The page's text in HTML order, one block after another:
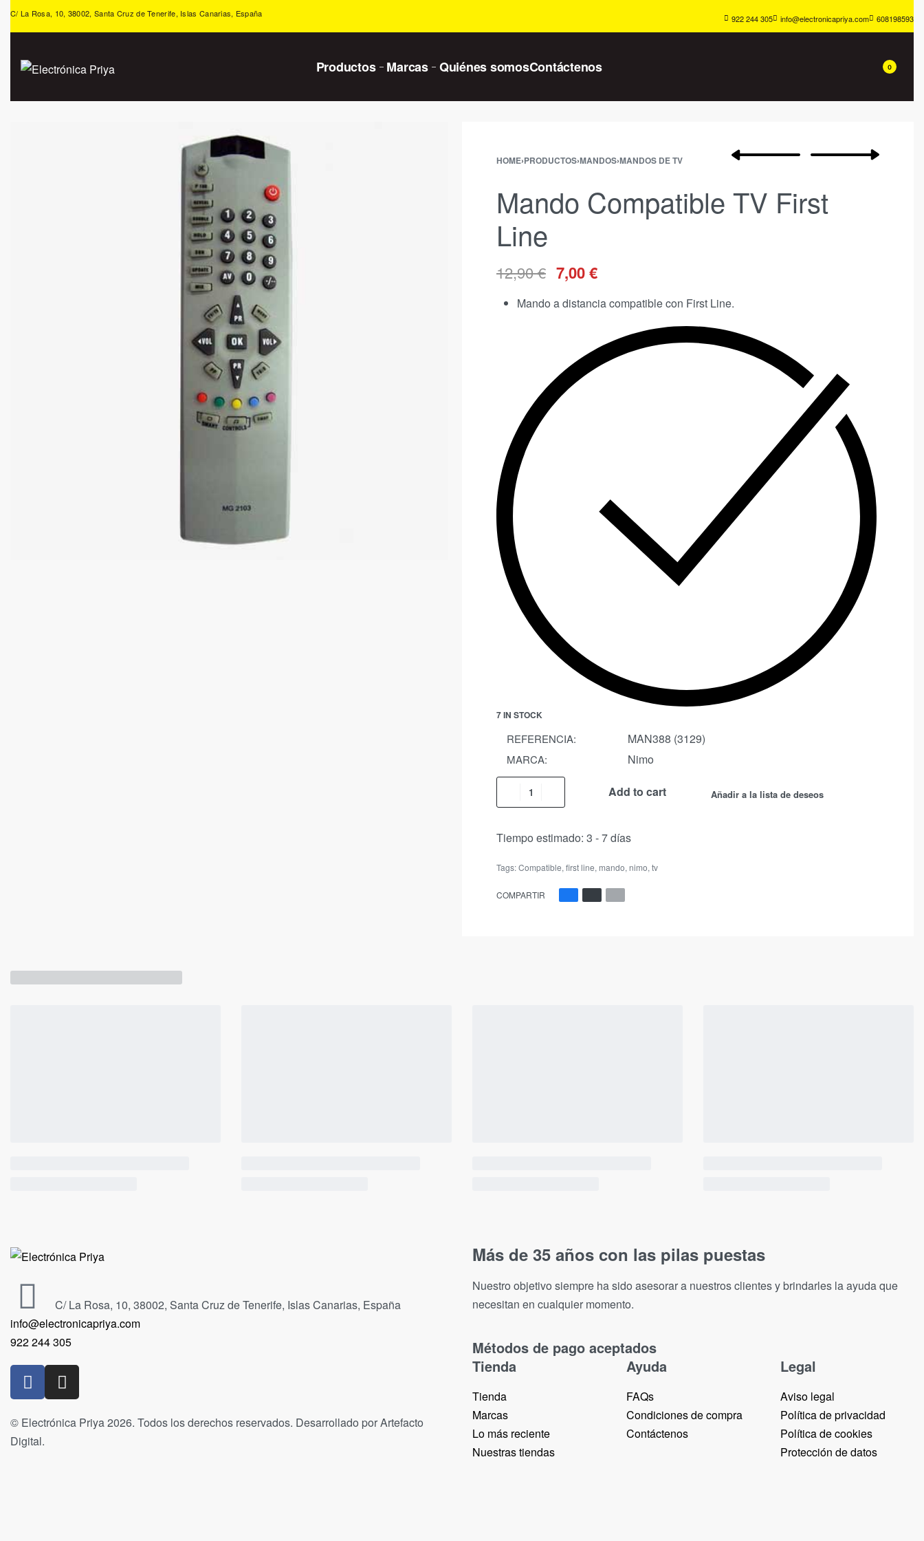
C/ La Rosa, 10, 38002, Santa Cruz de Tenerife, Islas Canarias, España 922 244 305 info@electronicapriya.com 608198593
Productos Marcas Quiénes somosContáctenos 0
HOME›PRODUCTOS›MANDOS›MANDOS DE TV
Mando Compatible TV First
Line
12,90€ 7,00€
Mando a distancia compatible con First Line.
7 IN STOCK
REFERENCIA: MAN388 (3129)
MARCA: Nimo
Add to cart Añadir a la lista de deseos
Tiempo estimado: 3 - 7 días
Tags:Compatible, first line, mando, nimo, tv
COMPARTIR
C/ La Rosa, 10, 38002, Santa Cruz de Tenerife, Islas Canarias, España
info@electronicapriya.com
922 244 305
© Electrónica Priya 2026. Todos los derechos reservados. Desarrollado por Artefacto
Digital.
Más de 35 años con las pilas puestas
Nuestro objetivo siempre ha sido asesorar a nuestros clientes y brindarles la ayuda que
necesitan en cualquier momento.
Métodos de pago aceptados
Tienda
Tienda
Marcas
Lo más reciente​
Nuestras tiendas​
Ayuda
FAQs
Condiciones de compra
Contáctenos
Legal
Aviso legal
Política de privacidad
Política de cookies
Protección de datos